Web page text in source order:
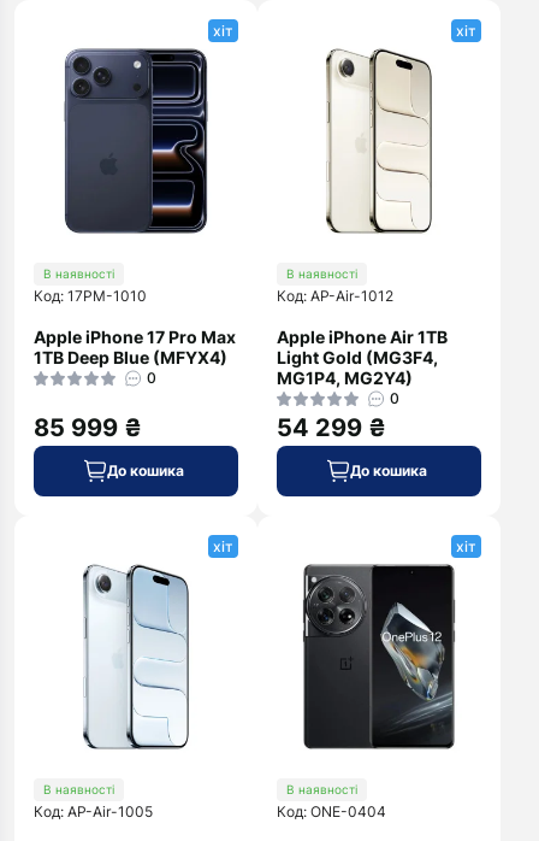
хіт
В наявності
Код: 17PM-1010
Apple iPhone 17 Pro Max
1TB Deep Blue (MFYX4)
0
85 999 ₴
До кошика
хіт
В наявності
Код: AP-Air-1012
Apple iPhone Air 1TB
Light Gold (MG3F4,
MG1P4, MG2Y4)
0
54 299 ₴
До кошика
хіт
В наявності
Код: AP-Air-1005
хіт
В наявності
Код: ONE-0404